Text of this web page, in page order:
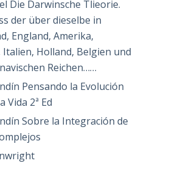
Die Darwinsche Tlieorie.
der über dieselbe in
England, Amerika,
Italien, Holland, Belgien und
Reichen……
Pensando la Evolución
Vida 2ª Ed
Sobre la Integración de